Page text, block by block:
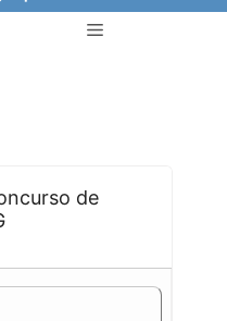
Menu
de